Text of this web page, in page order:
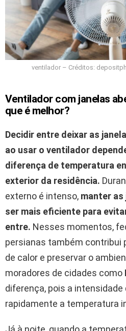
ventilador – Créditos:
Ventilador com janelas
que é melhor?
Decidir entre deixar as
ao usar o ventilador
diferença de temperatura
exterior da residência.
externo é intenso, manter
ser mais eficiente para
entre. Nesses momentos,
persianas também contribui
de calor e preservar o
moradores de cidades como
diferença, pois a intensidade
rapidamente a temperatura